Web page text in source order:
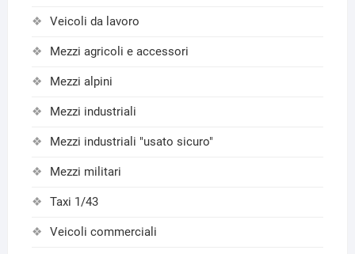
Veicoli da lavoro
Mezzi agricoli e accessori
Mezzi alpini
Mezzi industriali
Mezzi industriali "usato sicuro"
Mezzi militari
Taxi 1/43
Veicoli commerciali